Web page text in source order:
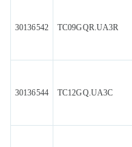
30136542 TC09GQR.UA3R
30136544 TC12GQ.UA3C